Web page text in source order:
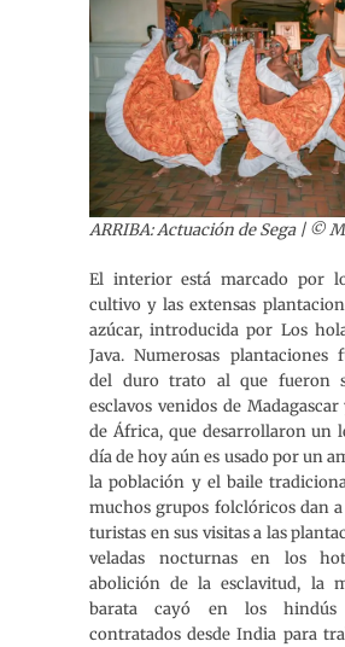
ARRIBA: Actuación de Sega | ©
El interior está marcado por
cultivo y las extensas
azúcar, introducida por Los
Java. Numerosas plantaciones
del duro trato al que fueron
esclavos venidos de
de África, que desarrollaron un
día de hoy aún es usado por un
la población y el baile
muchos grupos folclóricos dan
turistas en sus visitas a las
veladas nocturnas en los
abolición de la esclavitud, la
barata cayó en los
contratados desde India para